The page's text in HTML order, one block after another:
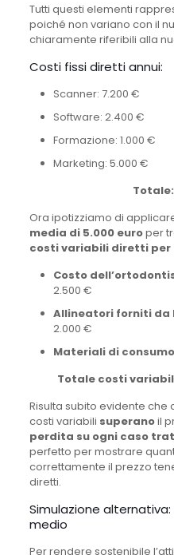
Tutti questi elementi
poiché non variano con il
chiaramente riferibili alla
Costi fissi diretti annui:
Scanner: 7.200 €
Software: 2.400 €
Formazione: 1.000 €
Marketing: 5.000 €
Ora ipotizziamo di
media di 5.000 europer
costi variabili diretti per
Costo
2.500 €
Allineatori forniti
2.000 €
Materiali di consumo
Totale costi
Risulta subito evidente che
costi variabili superanoil
perdita su ogni caso
perfetto per mostrare
correttamente il prezzo
diretti.
Simulazione
medio
Per rendere sostenibile